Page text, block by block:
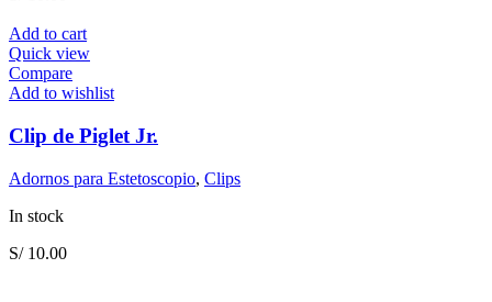
Add to cart
Quick view
Compare
Add to wishlist
Clip de Piglet Jr.
Adornos para Estetoscopio, Clips
In stock
S/10.00